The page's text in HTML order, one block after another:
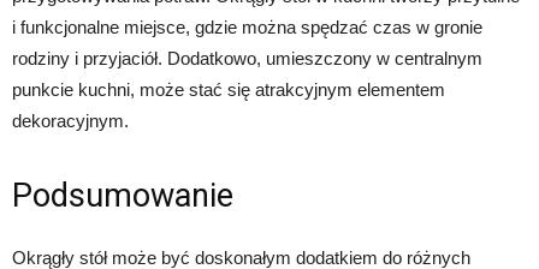
i funkcjonalne miejsce, gdzie można spędzać czas w gronie
rodziny i przyjaciół. Dodatkowo, umieszczony w centralnym
punkcie kuchni, może stać się atrakcyjnym elementem
dekoracyjnym.
Podsumowanie
Okrągły stół może być doskonałym dodatkiem do różnych